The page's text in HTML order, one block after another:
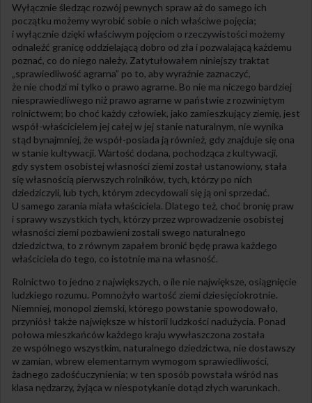
Wyłącznie śledząc rozwój pewnych spraw aż do samego ich
początku możemy wyrobić sobie o nich właściwe pojęcia;
i wyłącznie dzięki właściwym pojęciom o rzeczywistości możemy
odnaleźć granicę oddzielającą dobro od zła i pozwalającą każdemu
poznać, co do niego należy. Zatytułowałem niniejszy traktat
„sprawiedliwość agrarna” po to, aby wyraźnie zaznaczyć,
że nie chodzi mi tylko o prawo agrarne. Bo nie ma niczego bardziej
niesprawiedliwego niż prawo agrarne w państwie z rozwiniętym
rolnictwem; bo choć każdy człowiek, jako zamieszkujący ziemię, jest
współ-właścicielem jej całej w jej stanie naturalnym, nie wynika
stąd bynajmniej, że współ-posiada ją również, gdy znajduje się ona
w stanie kultywacji. Wartość dodana, pochodząca z kultywacji,
gdy system osobistej własności ziemi został ustanowiony, stała
się własnością pierwszych rolników, tych, którzy po nich
dziedziczyli, lub tych, którym zdecydowali się ją oni sprzedać.
U samego zarania miała właściciela. Dlatego też, choć bronię praw
i sprawy wszystkich tych, którzy przez wprowadzenie osobistej
własności ziemi pozbawieni zostali swego naturalnego
dziedzictwa, to z równym zapałem bronić będę prawa każdego
właściciela do tego, co istotnie ma na własność.
Rolnictwo to jedno z największych, o ile nie największe, osiągnięcie
ludzkiego rozumu. Pomnożyło wartość ziemi dziesięciokrotnie.
Niemniej, monopol ziemski, którego powstanie spowodowało,
przyniósł także największe w historii ludzkości nadużycia. Ponad
połowa mieszkańców każdego kraju wywłaszczona została
ze wspólnego wszystkim, naturalnego dziedzictwa, nie dostawszy
w zamian, wbrew elementarnym wymogom sprawiedliwości,
żadnego zadośćuczynienia; w ten sposób powstała wśród nas
klasa nędzarzy, żyjąca w niespotykanie dotąd złych warunkach.